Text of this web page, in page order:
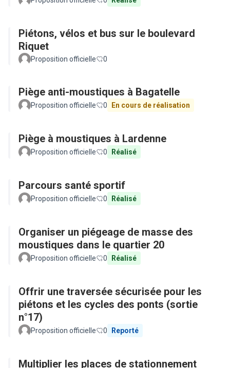
Piétons, vélos et bus sur le boulevard
Riquet
Proposition officielle 0
Piège anti-moustiques à Bagatelle
Proposition officielle 0 En cours de réalisation
Piège à moustiques à Lardenne
Proposition officielle 0 Réalisé
Parcours santé sportif
Proposition officielle 0 Réalisé
Organiser un piégeage de masse des
moustiques dans le quartier 20
Proposition officielle 0 Réalisé
Offrir une traversée sécurisée pour les
piétons et les cycles des ponts (sortie
n°17)
Proposition officielle 0 Reporté
Multiplier les places de stationnement